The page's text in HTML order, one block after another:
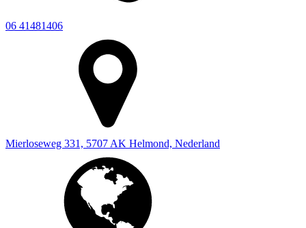
06 41481406
Mierloseweg 331, 5707 AK Helmond, Nederland